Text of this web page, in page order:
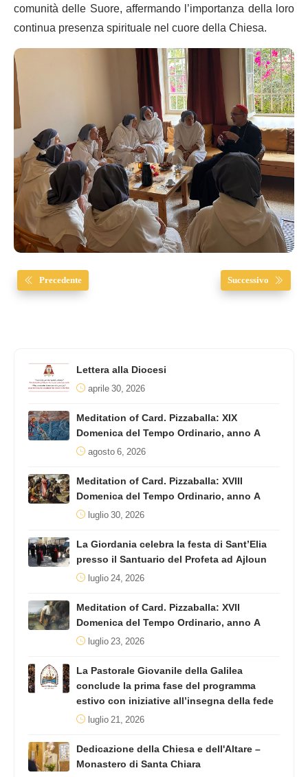
comunità delle Suore, affermando l’importanza della loro
continua presenza spirituale nel cuore della Chiesa.
Precedente Successivo
Lettera alla Diocesi
aprile 30, 2026
Meditation of Card. Pizzaballa: XIX
Domenica del Tempo Ordinario, anno A
agosto 6, 2026
Meditation of Card. Pizzaballa: XVIII
Domenica del Tempo Ordinario, anno A
luglio 30, 2026
La Giordania celebra la festa di Sant’Elia
presso il Santuario del Profeta ad Ajloun
luglio 24, 2026
Meditation of Card. Pizzaballa: XVII
Domenica del Tempo Ordinario, anno A
luglio 23, 2026
La Pastorale Giovanile della Galilea
conclude la prima fase del programma
estivo con iniziative all’insegna della fede
luglio 21, 2026
Dedicazione della Chiesa e dell'Altare –
Monastero di Santa Chiara